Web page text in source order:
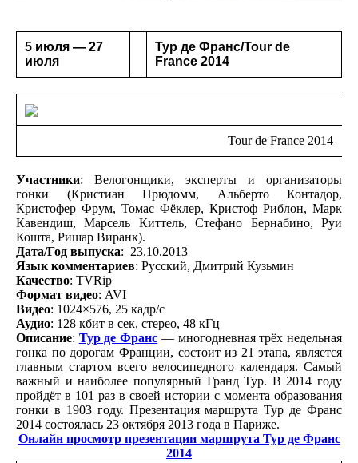
5 июля — 27
июля
Тур де Франс/Tour de
France 2014
Tour de France 2014
Участники: Велогонщики, эксперты и организаторы
гонки (Кристиан Прюдомм, Альберто Контадор,
Кристофер Фрум, Томас Фёклер, Кристоф Риблон, Марк
Кавендиш, Марсель Киттель, Стефано Бернабино, Руи
Кошта, Ришар Виранк).
Дата/Год выпуска: 23.10.2013
Язык комментариев: Русский, Дмитрий Кузьмин
Качество: TVRip
Формат видео: AVI
Видео: 1024×576, 25 кадр/с
Аудио: 128 кбит в сек, стерео, 48 кГц
Описание: Тур де Франс — многодневная трёх недельная
гонка по дорогам Франции, состоит из 21 этапа, является
главным стартом всего велосипедного календаря. Самый
важный и наиболее популярный Гранд Тур. В 2014 году
пройдёт в 101 раз в своей истории с момента образования
гонки в 1903 году. Презентация маршрута Тур де Франс
2014 состоялась 23 октября 2013 года в Париже.
Онлайн просмотр презентации маршрута Тур де Франс
2014